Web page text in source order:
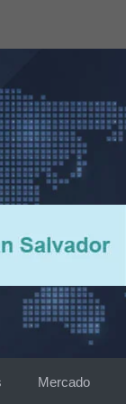
Mercado